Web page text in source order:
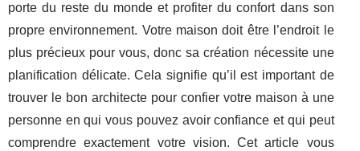
porte du reste du monde et profiter du confort dans son
propre environnement. Votre maison doit être l’endroit le
plus précieux pour vous, donc sa création nécessite une
planification délicate. Cela signifie qu’il est important de
trouver le bon architecte pour confier votre maison à une
personne en qui vous pouvez avoir confiance et qui peut
comprendre exactement votre vision. Cet article vous